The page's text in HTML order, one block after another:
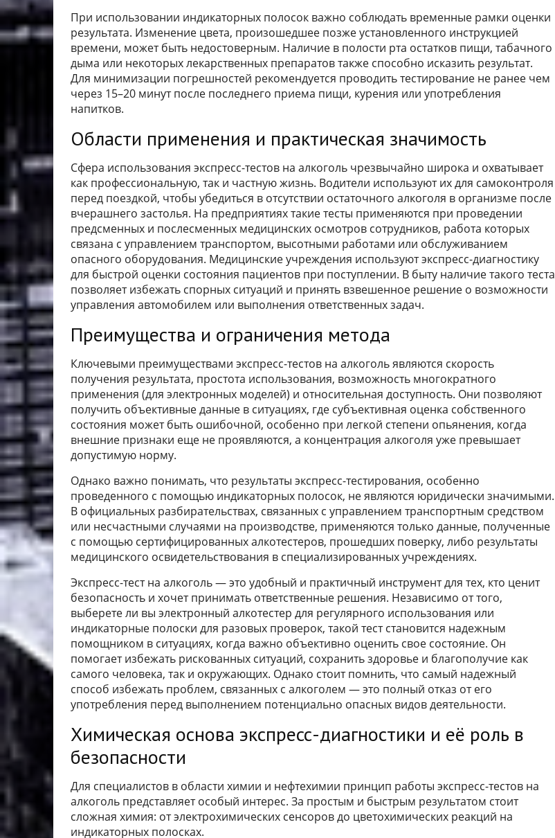
При использовании индикаторных полосок важно соблюдать временные рамки оценки
результата. Изменение цвета, произошедшее позже установленного инструкцией
времени, может быть недостоверным. Наличие в полости рта остатков пищи, табачного
дыма или некоторых лекарственных препаратов также способно исказить результат.
Для минимизации погрешностей рекомендуется проводить тестирование не ранее чем
через 15–20 минут после последнего приема пищи, курения или употребления
напитков.
Области применения и практическая значимость
Сфера использования экспресс-тестов на алкоголь чрезвычайно широка и охватывает
как профессиональную, так и частную жизнь. Водители используют их для самоконтроля
перед поездкой, чтобы убедиться в отсутствии остаточного алкоголя в организме после
вчерашнего застолья. На предприятиях такие тесты применяются при проведении
предсменных и послесменных медицинских осмотров сотрудников, работа которых
связана с управлением транспортом, высотными работами или обслуживанием
опасного оборудования. Медицинские учреждения используют экспресс-диагностику
для быстрой оценки состояния пациентов при поступлении. В быту наличие такого теста
позволяет избежать спорных ситуаций и принять взвешенное решение о возможности
управления автомобилем или выполнения ответственных задач.
Преимущества и ограничения метода
Ключевыми преимуществами экспресс-тестов на алкоголь являются скорость
получения результата, простота использования, возможность многократного
применения (для электронных моделей) и относительная доступность. Они позволяют
получить объективные данные в ситуациях, где субъективная оценка собственного
состояния может быть ошибочной, особенно при легкой степени опьянения, когда
внешние признаки еще не проявляются, а концентрация алкоголя уже превышает
допустимую норму.
Однако важно понимать, что результаты экспресс-тестирования, особенно
проведенного с помощью индикаторных полосок, не являются юридически значимыми.
В официальных разбирательствах, связанных с управлением транспортным средством
или несчастными случаями на производстве, применяются только данные, полученные
с помощью сертифицированных алкотестеров, прошедших поверку, либо результаты
медицинского освидетельствования в специализированных учреждениях.
Экспресс-тест на алкоголь — это удобный и практичный инструмент для тех, кто ценит
безопасность и хочет принимать ответственные решения. Независимо от того,
выберете ли вы электронный алкотестер для регулярного использования или
индикаторные полоски для разовых проверок, такой тест становится надежным
помощником в ситуациях, когда важно объективно оценить свое состояние. Он
помогает избежать рискованных ситуаций, сохранить здоровье и благополучие как
самого человека, так и окружающих. Однако стоит помнить, что самый надежный
способ избежать проблем, связанных с алкоголем — это полный отказ от его
употребления перед выполнением потенциально опасных видов деятельности.
Химическая основа экспресс-диагностики и её роль в
безопасности
Для специалистов в области химии и нефтехимии принцип работы экспресс-тестов на
алкоголь представляет особый интерес. За простым и быстрым результатом стоит
сложная химия: от электрохимических сенсоров до цветохимических реакций на
индикаторных полосках.